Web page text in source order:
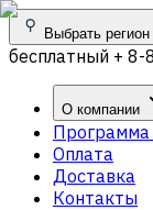
Выбрать регион
бесплатный +
О компании
Программа
Оплата
Доставка
Контакты